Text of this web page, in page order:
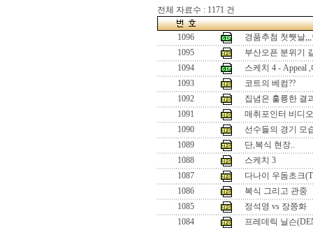
전체 자료수 : 1171 건
1096
경품추첨 첫쨋날
1095
부산오픈 분위기
1094
스케치 4 - Appeal
1093
코트의 베컴??
1092
집념은 훌륭한 결
1091
매취포인터 비디
1090
선수들의 경기 모
1089
단,복식 현장..
1088
스케치 3
1087
다나이 우돔초크
1086
복식 그리고 관중
1085
정석영 vs 장쯩화
1084
프레데릭 닐슨